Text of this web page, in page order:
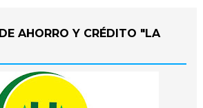
AHORRO Y CRÉDITO "LA